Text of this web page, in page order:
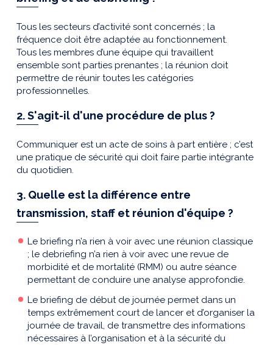
Tous les secteurs d’activité sont concernés ; la
fréquence doit être adaptée au fonctionnement.
Tous les membres d’une équipe qui travaillent
ensemble sont parties prenantes ; la réunion doit
permettre de réunir toutes les catégories
professionnelles.
2. S'agit-il d'une procédure de plus ?
Communiquer est un acte de soins à part entière ; c’est
une pratique de sécurité qui doit faire partie intégrante
du quotidien.
3. Quelle est la différence entre
transmission, staff et réunion d'équipe ?
Le briefing n’a rien à voir avec une réunion classique
; le debriefing n’a rien à voir avec une revue de
morbidité et de mortalité (RMM) ou autre séance
permettant de conduire une analyse approfondie.
Le briefing de début de journée permet dans un
temps extrêmement court de lancer et d’organiser la
journée de travail, de transmettre des informations
nécessaires à l’organisation et à la sécurité du